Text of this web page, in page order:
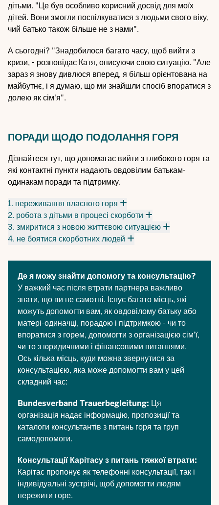
дітьми. "Це був особливо корисний досвід для моїх
дітей. Вони змогли поспілкуватися з людьми свого віку,
чий батько також більше не з нами".
А сьогодні? "Знадобилося багато часу, щоб вийти з
кризи, - розповідає Катя, описуючи свою ситуацію. "Але
зараз я знову дивлюся вперед, я більш орієнтована на
майбутнє, і я думаю, що ми знайшли спосіб впоратися з
долею як сім'я".
ПОРАДИ ЩОДО ПОДОЛАННЯ ГОРЯ
Дізнайтеся тут, що допомагає вийти з глибокого горя та
які контактні пункти надають овдовілим батькам-
одинакам поради та підтримку.
1. переживання власного горя
2. робота з дітьми в процесі скорботи
3. змиритися з новою життєвою ситуацією
4. не боятися скорботних людей
Де я можу знайти допомогу та консультацію?
У важкий час після втрати партнера важливо
знати, що ви не самотні. Існує багато місць, які
можуть допомогти вам, як овдовілому батьку або
матері-одиначці, порадою і підтримкою - чи то
впоратися з горем, допомогти з організацією сім'ї,
чи то з юридичними і фінансовими питаннями.
Ось кілька місць, куди можна звернутися за
консультацією, яка може допомогти вам у цей
складний час:
Bundesverband Trauerbegleitung: Ця
організація надає інформацію, пропозиції та
каталоги консультантів з питань горя та груп
самодопомоги.
Консультації Карітасу з питань тяжкої втрати:
Карітас пропонує як телефонні консультації, так і
індивідуальні зустрічі, щоб допомогти людям
пережити горе.